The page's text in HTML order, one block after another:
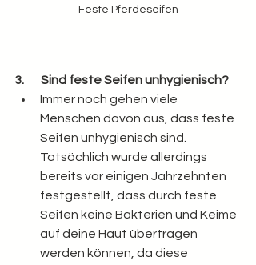
Feste Pferdeseifen
3.       Sind feste Seifen unhygienisch?
Immer noch gehen viele
Menschen davon aus, dass feste
Seifen unhygienisch sind.
Tatsächlich wurde allerdings
bereits vor einigen Jahrzehnten
festgestellt, dass durch feste
Seifen keine Bakterien und Keime
auf deine Haut übertragen
werden können, da diese